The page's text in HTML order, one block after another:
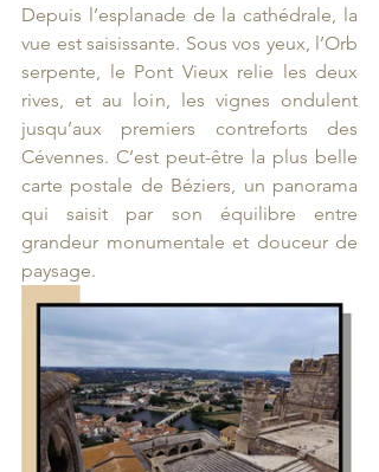
Depuis l’esplanade de la cathédrale, la
vue est saisissante. Sous vos yeux, l’Orb
serpente, le Pont Vieux relie les deux
rives, et au loin, les vignes ondulent
jusqu’aux premiers contreforts des
Cévennes. C’est peut-être la plus belle
carte postale de Béziers, un panorama
qui saisit par son équilibre entre
grandeur monumentale et douceur de
paysage.